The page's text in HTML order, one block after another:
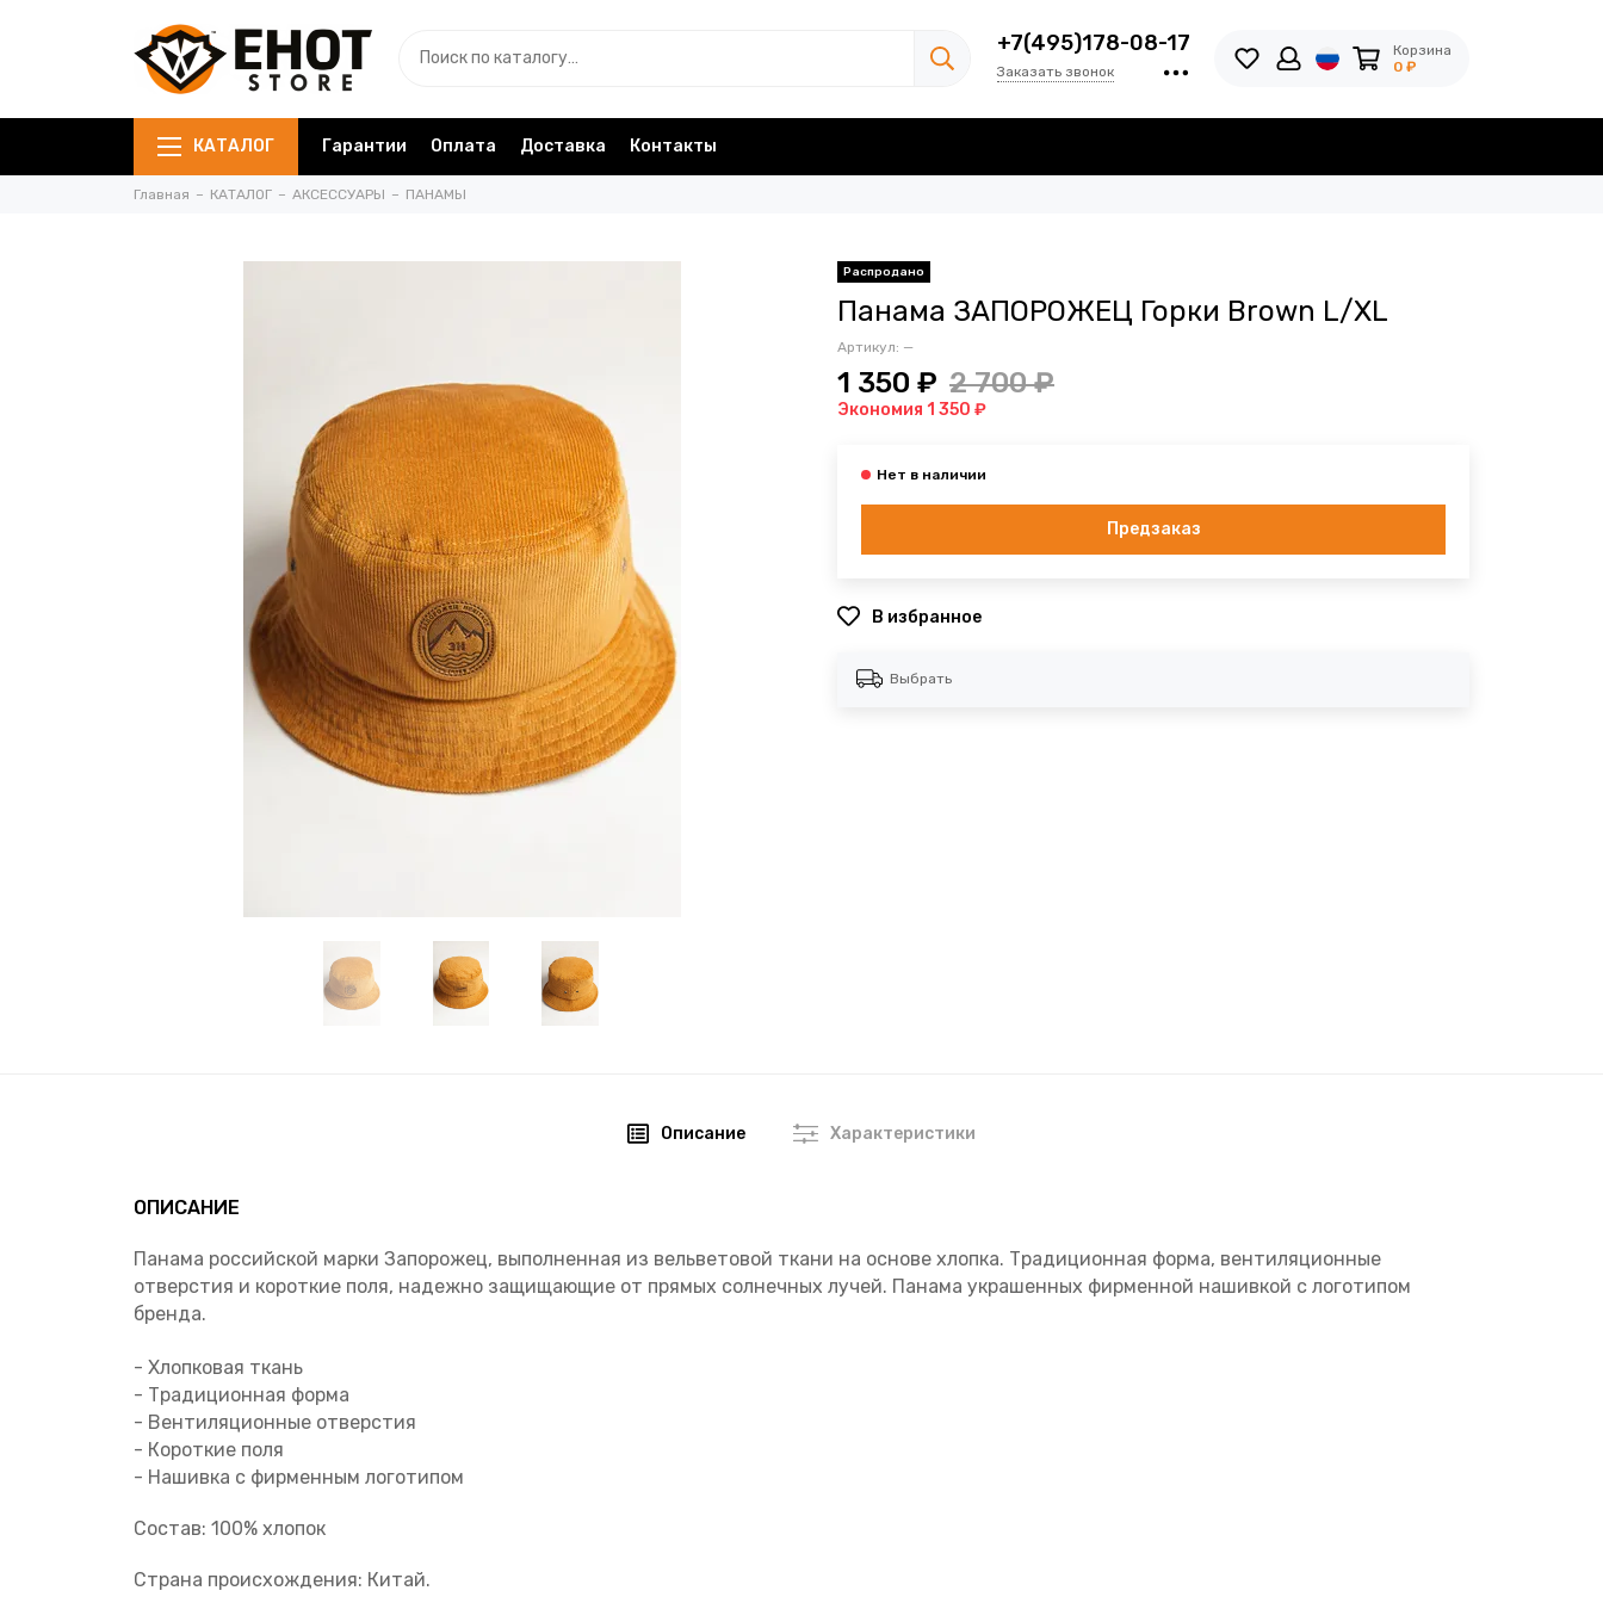
+7(495)178-08-17
Заказать звонок
Корзина
0 ₽
КАТАЛОГ Гарантии Оплата Доставка Контакты
Главная КАТАЛОГ АКСЕССУАРЫ ПАНАМЫ
Панама ЗАПОРОЖЕЦ Горки Brown L/XL
Артикул: —
1 350 ₽ 2 700 ₽
Экономия 1 350 ₽
Предзаказ
В избранное
Выбрать
Описание Характеристики
ОПИСАНИЕ
Панама российской марки Запорожец, выполненная из вельветовой ткани на основе хлопка. Традиционная форма, вентиляционные
отверстия и короткие поля, надежно защищающие от прямых солнечных лучей. Панама украшенных фирменной нашивкой с логотипом
бренда.
- Хлопковая ткань
- Традиционная форма
- Вентиляционные отверстия
- Короткие поля
- Нашивка с фирменным логотипом
Состав: 100% хлопок
Страна происхождения: Китай.